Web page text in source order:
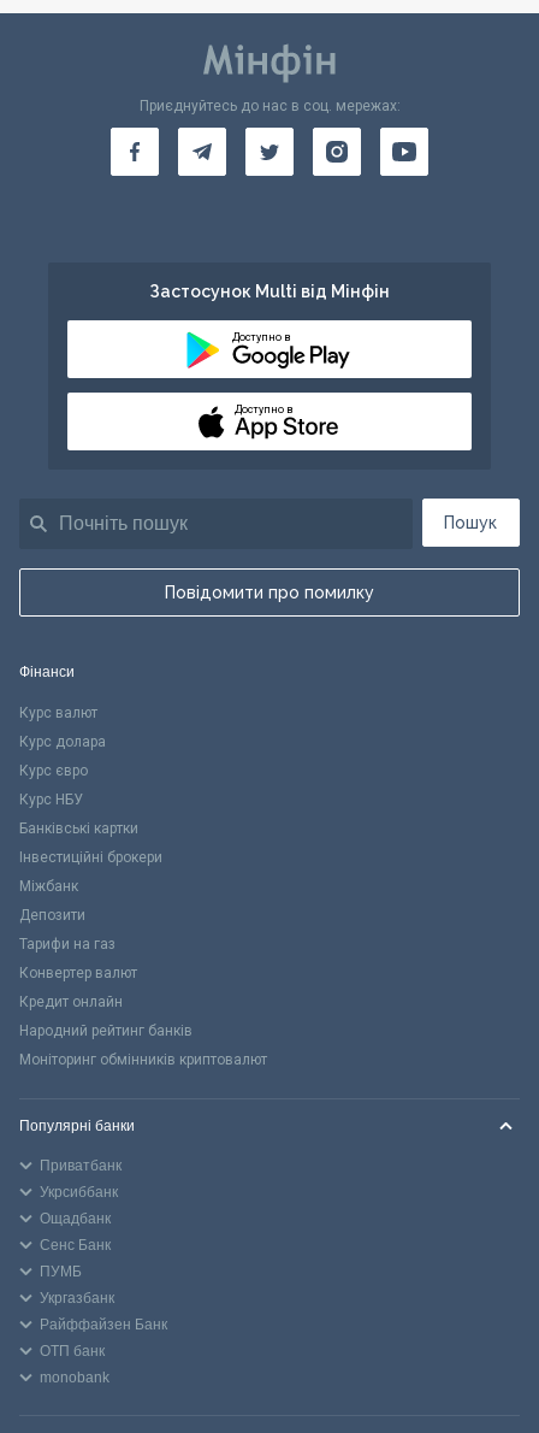
Пошук
Повідомити про помилку
Приєднуйтесь до нас в соц. мережах:
Застосунок Multi від Мінфін
Доступно в
Доступно в
Фінанси
Курс валют
Курс долара
Курс євро
Курс НБУ
Банківські картки
Інвестиційні брокери
Міжбанк
Депозити
Тарифи на газ
Конвертер валют
Кредит онлайн
Народний рейтинг банків
Моніторинг обмінників криптовалют
Популярні банки
Приватбанк
Укрсиббанк
Ощадбанк
Сенс Банк
ПУМБ
Укргазбанк
Райффайзен Банк
ОТП банк
monobank